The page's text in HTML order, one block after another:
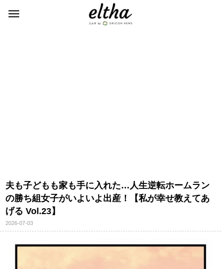
夫も子どもも家も手に入れた…人生逆転ホームラン
の勝ち組女子がいよいよ出産！【私が幸せ教えてあ
げる Vol.23】
2026-07-03